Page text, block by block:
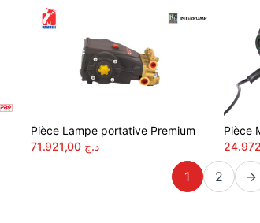
Pièce Lampe portative Premium
د.ج
Pièce
1 2 →